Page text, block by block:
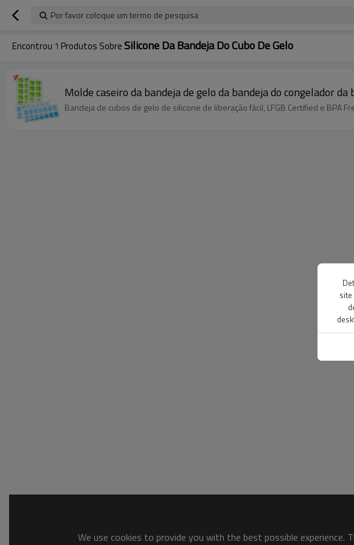
Por favor coloque um termo de pesquisa
Encontrou 1 Produtos SobreSilicone Da Bandeja Do Cubo De Gelo
Molde caseiro da bandeja de gelo da bandeja do congelador
Bandeja de cubos de gelo de silicone de liberação fácil, LFGB Certified e BPA
We use cookies to provide you with the best possible